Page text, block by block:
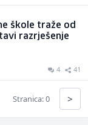
škole traže od
razrješenje
4 41
Stranica: 0 >